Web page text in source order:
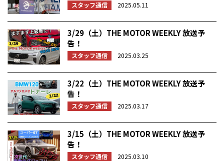
スタッフ通信 2025.05.11
3/29（土）THE MOTOR WEEKLY 放送予
告！
スタッフ通信 2025.03.25
3/22（土）THE MOTOR WEEKLY 放送予
告！
スタッフ通信 2025.03.17
3/15（土）THE MOTOR WEEKLY 放送予
告！
スタッフ通信 2025.03.10